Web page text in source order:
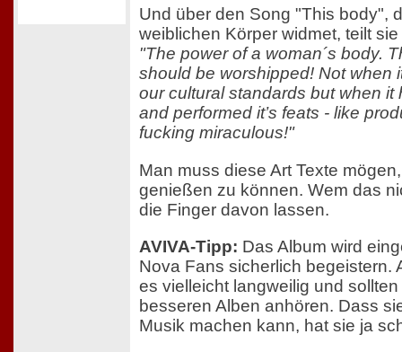
Und über den Song "This body",
weiblichen Körper widmet, teilt sie
"The power of a woman´s body.
should be worshipped! Not when
our cultural standards but when it
and performed it’s feats - like
fucking miraculous!"
Man muss diese Art Texte
genießen zu können. Wem das
die Finger davon lassen.
AVIVA-Tipp: Das Album wird
Nova Fans sicherlich begeistern.
es vielleicht langweilig und
besseren Alben anhören. Dass
Musik machen kann, hat sie ja